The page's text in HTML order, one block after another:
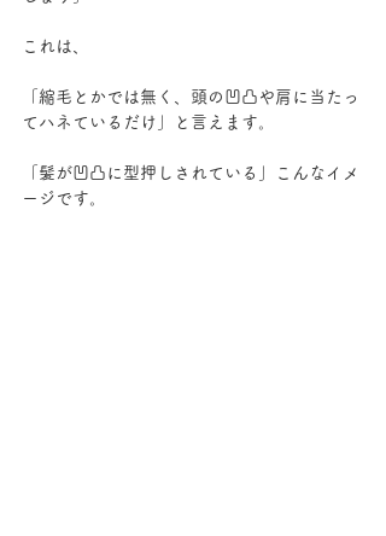
これは、
「縮毛とかでは無く、頭の凹凸や肩に当たっ
てハネているだけ」と言えます。
「髪が凹凸に型押しされている」こんなイメ
ージです。